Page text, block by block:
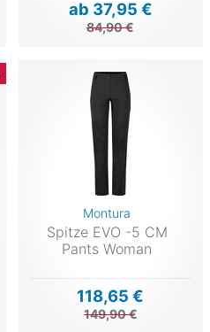
ab 37,95 €
84,90 €
Montura
Spitze EVO -5 CM
Pants Woman
118,65 €
149,90 €